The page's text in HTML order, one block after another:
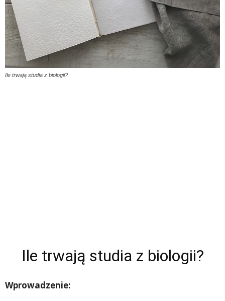
Ile trwają studia z biologii?
Ile trwają studia z biologii?
Wprowadzenie: